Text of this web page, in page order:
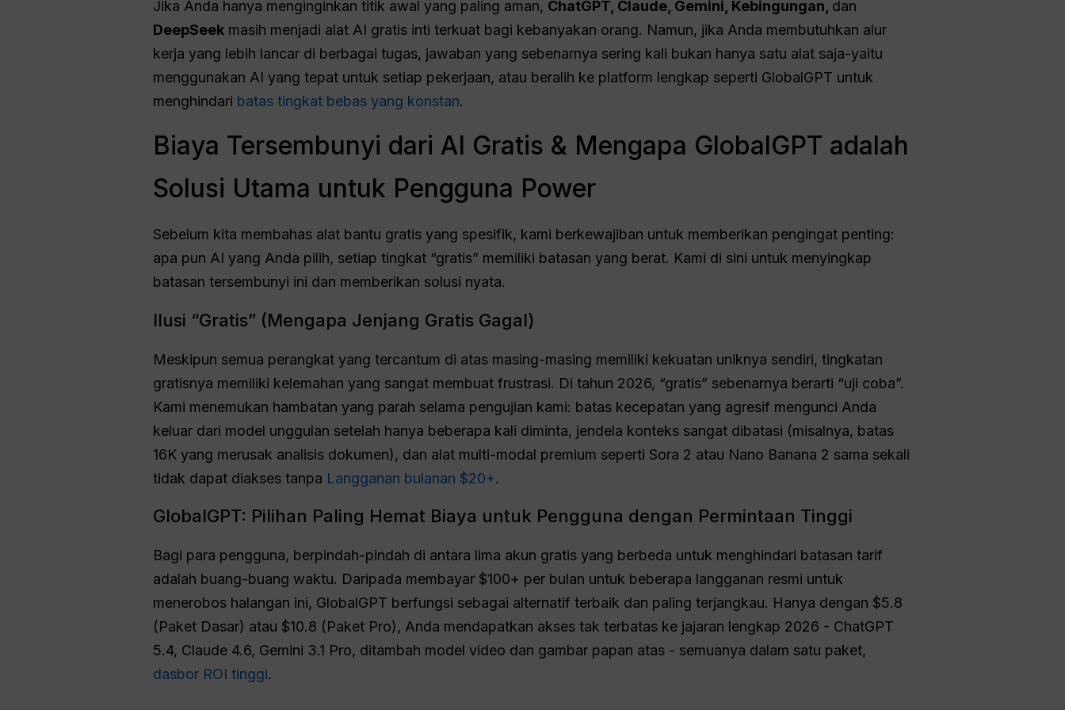
Jika Anda hanya menginginkan titik awal yang paling aman, ChatGPT, Claude, Gemini, Kebingungan, dan
DeepSeek masih menjadi alat AI gratis inti terkuat bagi kebanyakan orang. Namun, jika Anda membutuhkan alur
kerja yang lebih lancar di berbagai tugas, jawaban yang sebenarnya sering kali bukan hanya satu alat saja-yaitu
menggunakan AI yang tepat untuk setiap pekerjaan, atau beralih ke platform lengkap seperti GlobalGPT untuk
menghindari batas tingkat bebas yang konstan.
Biaya Tersembunyi dari AI Gratis & Mengapa GlobalGPT adalah
Solusi Utama untuk Pengguna Power
Sebelum kita membahas alat bantu gratis yang spesifik, kami berkewajiban untuk memberikan pengingat penting:
apa pun AI yang Anda pilih, setiap tingkat “gratis” memiliki batasan yang berat. Kami di sini untuk menyingkap
batasan tersembunyi ini dan memberikan solusi nyata.
Ilusi “Gratis” (Mengapa Jenjang Gratis Gagal)
Meskipun semua perangkat yang tercantum di atas masing-masing memiliki kekuatan uniknya sendiri, tingkatan
gratisnya memiliki kelemahan yang sangat membuat frustrasi. Di tahun 2026, “gratis” sebenarnya berarti “uji coba”.
Kami menemukan hambatan yang parah selama pengujian kami: batas kecepatan yang agresif mengunci Anda
keluar dari model unggulan setelah hanya beberapa kali diminta, jendela konteks sangat dibatasi (misalnya, batas
16K yang merusak analisis dokumen), dan alat multi-modal premium seperti Sora 2 atau Nano Banana 2 sama sekali
tidak dapat diakses tanpa Langganan bulanan $20+.
GlobalGPT: Pilihan Paling Hemat Biaya untuk Pengguna dengan Permintaan Tinggi
Bagi para pengguna, berpindah-pindah di antara lima akun gratis yang berbeda untuk menghindari batasan tarif
adalah buang-buang waktu. Daripada membayar $100+ per bulan untuk beberapa langganan resmi untuk
menerobos halangan ini, GlobalGPT berfungsi sebagai alternatif terbaik dan paling terjangkau. Hanya dengan $5.8
(Paket Dasar) atau $10.8 (Paket Pro), Anda mendapatkan akses tak terbatas ke jajaran lengkap 2026 - ChatGPT
5.4, Claude 4.6, Gemini 3.1 Pro, ditambah model video dan gambar papan atas - semuanya dalam satu paket,
dasbor ROI tinggi.